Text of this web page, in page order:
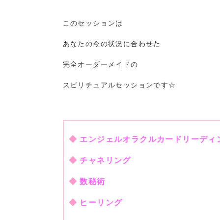
このセッションは
あなたの今の状況に合わせた
完全オーダーメイドの
スピリチュアルセッションです☆
◆ エンジェルオラクルカードリーディ
◆チャネリング
◆数秘術
◆ ヒーリング